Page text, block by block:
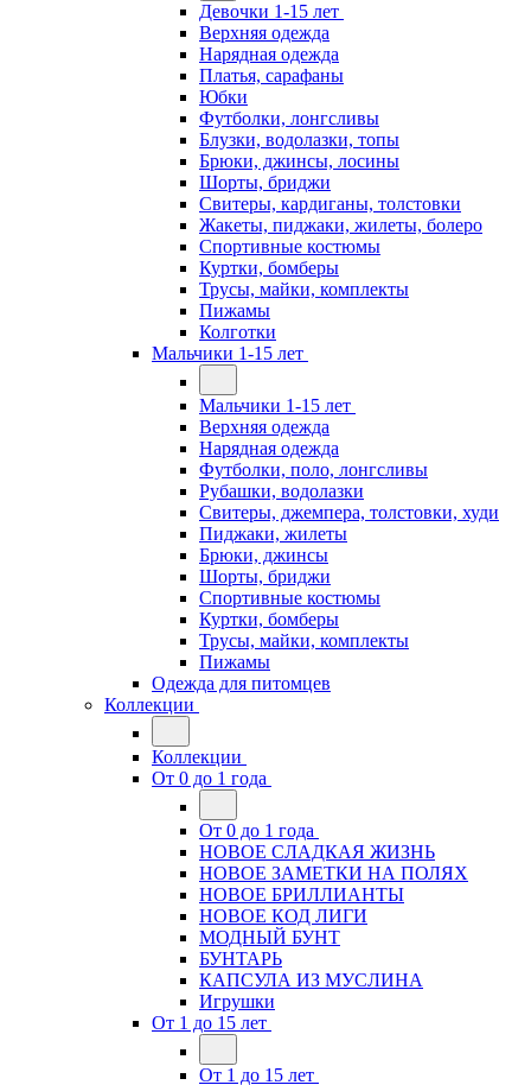
Девочки 1-15 лет
Верхняя одежда
Нарядная одежда
Платья, сарафаны
Юбки
Футболки, лонгсливы
Блузки, водолазки, топы
Брюки, джинсы, лосины
Шорты, бриджи
Свитеры, кардиганы, толстовки
Жакеты, пиджаки, жилеты, болеро
Спортивные костюмы
Куртки, бомберы
Трусы, майки, комплекты
Пижамы
Колготки
Мальчики 1-15 лет
Мальчики 1-15 лет
Верхняя одежда
Нарядная одежда
Футболки, поло, лонгсливы
Рубашки, водолазки
Свитеры, джемпера, толстовки, худи
Пиджаки, жилеты
Брюки, джинсы
Шорты, бриджи
Спортивные костюмы
Куртки, бомберы
Трусы, майки, комплекты
Пижамы
Одежда для питомцев
Коллекции
Коллекции
От 0 до 1 года
От 0 до 1 года
НОВОЕ СЛАДКАЯ ЖИЗНЬ
НОВОЕ ЗАМЕТКИ НА ПОЛЯХ
НОВОЕ БРИЛЛИАНТЫ
НОВОЕ КОД ЛИГИ
МОДНЫЙ БУНТ
БУНТАРЬ
КАПСУЛА ИЗ МУСЛИНА
Игрушки
От 1 до 15 лет
От 1 до 15 лет